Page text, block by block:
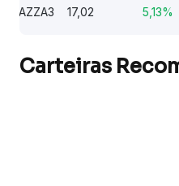
AZZA3 17,02 5,13%
Carteiras